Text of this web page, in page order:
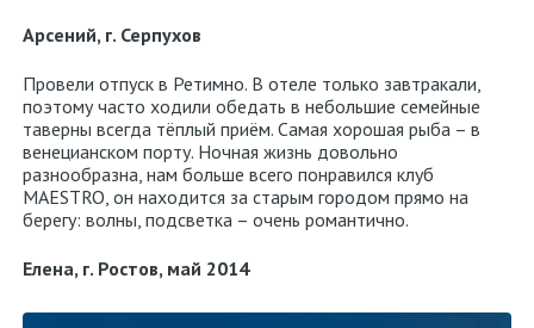
Арсений, г. Серпухов
Провели отпуск в Ретимно. В отеле только завтракали,
поэтому часто ходили обедать в небольшие семейные
таверны всегда тёплый приём. Самая хорошая рыба – в
венецианском порту. Ночная жизнь довольно
разнообразна, нам больше всего понравился клуб
MAESTRO, он находится за старым городом прямо на
берегу: волны, подсветка – очень романтично.
Елена, г. Ростов, май 2014